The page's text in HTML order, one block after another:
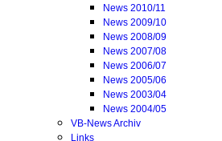
News 2010/11
News 2009/10
News 2008/09
News 2007/08
News 2006/07
News 2005/06
News 2003/04
News 2004/05
VB-News Archiv
Links